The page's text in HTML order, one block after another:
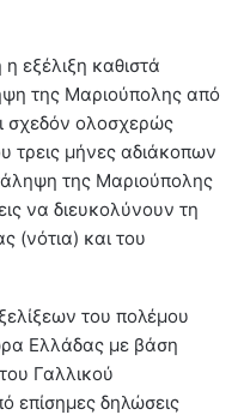
εξέλιξη καθιστά
της Μαριούπολης από
σχεδόν ολοσχερώς
τρεις μήνες αδιάκοπων
της Μαριούπολης
να διευκολύνουν τη
(νότια) και του
του πολέμου
Ελλάδας με βάση
Γαλλικού
επίσημες δηλώσεις